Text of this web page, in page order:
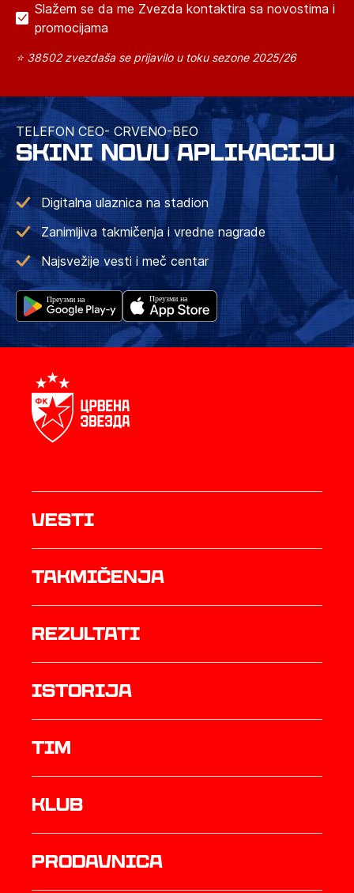
Slažem se da me Zvezda kontaktira sa novostima i
promocijama
⭐ 38502 zvezdaša se prijavilo u toku sezone 2025/26
TELEFON CEO- CRVENO-BEO
SKINI NOVU APLIKACIJU
Digitalna ulaznica na stadion
Zanimljiva takmičenja i vredne nagrade
Najsvežije vesti i meč centar
Vesti
Takmičenja
rezultati
istorija
TIM
Klub
prodavnica